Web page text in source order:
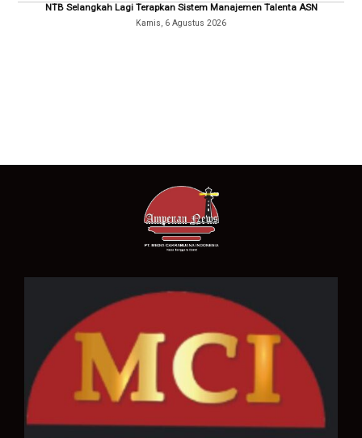
NTB Selangkah Lagi Terapkan Sistem Manajemen Talenta ASN
Kamis, 6 Agustus 2026